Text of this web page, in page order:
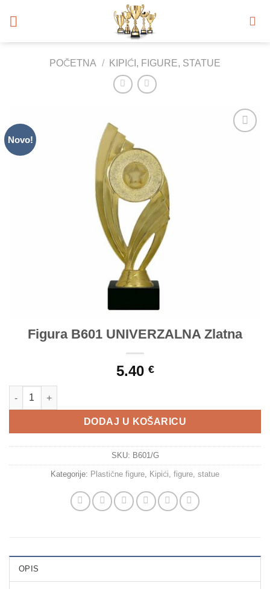
POČETNA / KIPIĆI, FIGURE, STATUE
Novo!
Figura B601 UNIVERZALNA Zlatna
5.40 €
Figura B601 UNIVERZALNA Zlatna količina
DODAJ U KOŠARICU
SKU: B601/G
Kategorije: Plastične figure Kipići, figure, statue
OPIS